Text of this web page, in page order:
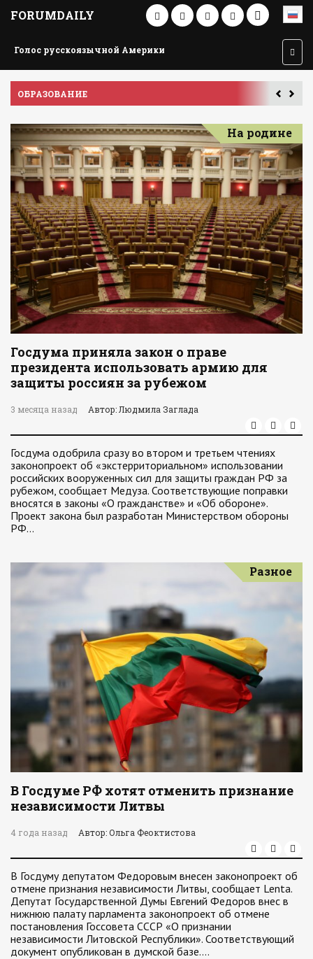
FORUMDAILY
Голос русскоязычной Америки
ПУТЕШЕСТВИЕ ПО АМЕРИКЕ
На родине
Госдума приняла закон о праве
президента использовать армию для
защиты россиян за рубежом
3 месяца назад Автор: Людмила Заглада
Госдума одобрила сразу во втором и третьем чтениях
законопроект об «экстерриториальном» использовании
российских вооруженных сил для защиты граждан РФ за
рубежом, сообщает Медуза. Соответствующие поправки
вносятся в законы «О гражданстве» и «Об обороне».
Проект закона был разработан Министерством обороны
РФ…
Разное
В Госдуме РФ хотят отменить признание
независимости Литвы
4 года назад Автор: Ольга Феоктистова
В Госдуму депутатом Федоровым внесен законопроект об
отмене признания независимости Литвы, сообщает Lenta.
Депутат Государственной Думы Евгений Федоров внес в
нижнюю палату парламента законопроект об отмене
постановления Госсовета СССР «О признании
независимости Литовской Республики». Соответствующий
документ опубликован в думской базе.…